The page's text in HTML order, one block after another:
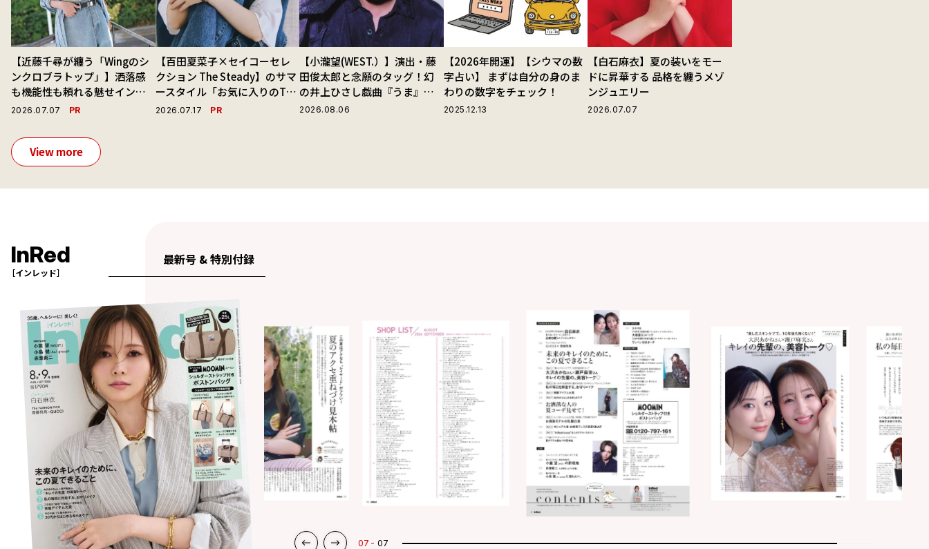
【近藤千尋が纏う「Wingのシ
ンクロブラトップ」】洒落感
も機能性も頼れる魅せインナ
ーで毎日を心地よくアプデ！
2026.07.07 PR
【百田夏菜子×セイコーセレ
クション The Steady】のサマ
ースタイル「お気に入りのTシ
ャツと最高の時計と。」
2026.07.17 PR
【小瀧望(WEST.）】演出・藤
田俊太郎と念願のタッグ！幻
の井上ひさし戯曲『うま』で
演じる“爽快な悪人”の魅力と
2026.08.06
【2026年開運】【シウマの数
字占い】 まずは自分の身のま
わりの数字をチェック！
2025.12.13
【白石麻衣】夏の装いをモー
ドに昇華する 品格を纏うメゾ
ンジュエリー
2026.07.07
View more
InRed
［インレッド］
最新号 & 特別付録
07 07